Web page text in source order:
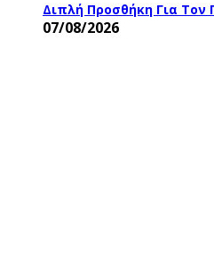
Διπλή Προσθήκη Για Τον
07/08/2026